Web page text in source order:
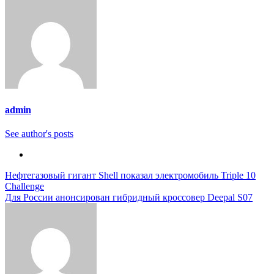
admin
See author's posts
Навигация
по
Нефтегазовый гигант Shell показал электромобиль Triple 10
Challenge
Для России анонсирован гибридный кроссовер Deepal S07